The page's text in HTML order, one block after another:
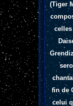
(Tiger
fin de
celui